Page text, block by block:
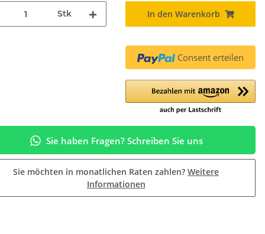
Stk In den Warenkorb
Consent erteilen
Sie haben Fragen? Schreiben Sie uns
Sie möchten in monatlichen Raten zahlen? Weitere
Informationen